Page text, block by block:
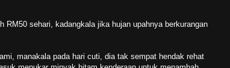
RM50 sehari, kadangkala jika hujan upahnya berkurangan
manakala pada hari cuti, dia tak sempat hendak rehat